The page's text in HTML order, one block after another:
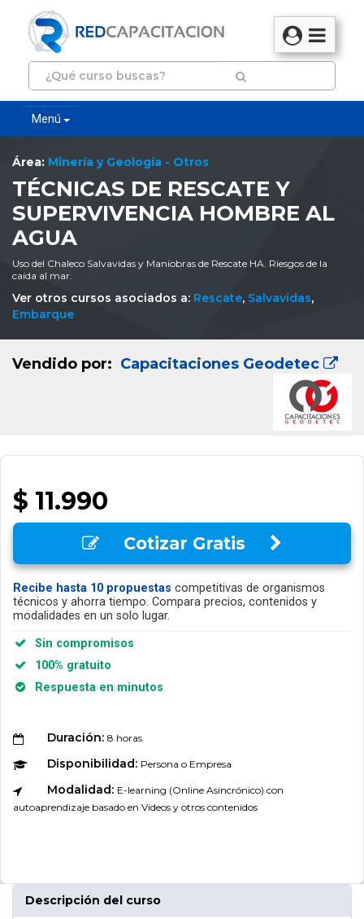
Menú
Área: Minería y Geología - Otros
TÉCNICAS DE RESCATE Y
SUPERVIVENCIA HOMBRE AL
AGUA
Uso del Chaleco Salvavidas y Maniobras de Rescate HA. Riesgos de la
caída al mar.
Ver otros cursos asociados a: Rescate, Salvavidas,
Embarque
Vendido por: Capacitaciones Geodetec
$ 11.990
Cotizar Gratis
Recibe hasta 10 propuestas competitivas de organismos
técnicos y ahorra tiempo. Compara precios, contenidos y
modalidades en un solo lugar.
Sin compromisos
100% gratuito
Respuesta en minutos
Duración: 8 horas
Disponibilidad: Persona o Empresa
Modalidad: E-learning (Online Asincrónico) con
autoaprendizaje basado en Videos y otros contenidos
Descripción del curso